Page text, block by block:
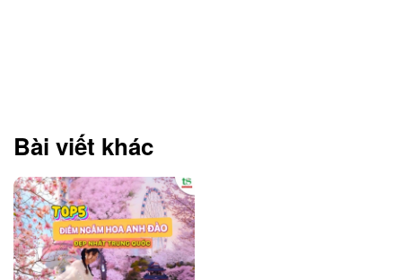
Bài viết khác